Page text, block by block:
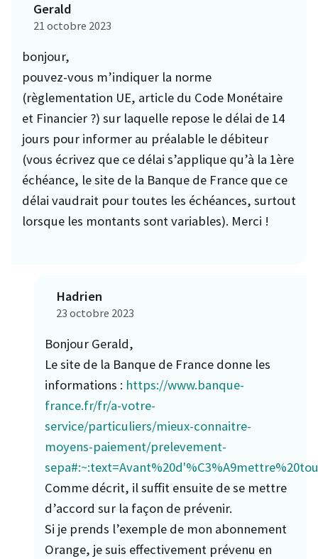
Gerald
21 octobre 2023
bonjour,
pouvez-vous m’indiquer la norme
(règlementation UE, article du Code Monétaire
et Financier ?) sur laquelle repose le délai de 14
jours pour informer au préalable le débiteur
(vous écrivez que ce délai s’applique qu’à la 1ère
échéance, le site de la Banque de France que ce
délai vaudrait pour toutes les échéances, surtout
lorsque les montants sont variables). Merci !
Hadrien
23 octobre 2023
Bonjour Gerald,
Le site de la Banque de France donne les
informations : https://www.banque-
france.fr/fr/a-votre-
service/particuliers/mieux-connaitre-
moyens-paiement/prelevement-
Comme décrit, il suffit ensuite de se mettre
d’accord sur la façon de prévenir.
Si je prends l’exemple de mon abonnement
Orange, je suis effectivement prévenu en